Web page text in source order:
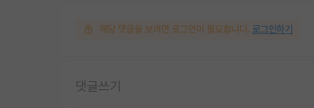
해당 댓글을 보려면 로그인이 필요합니다. 로그인하기
댓글쓰기